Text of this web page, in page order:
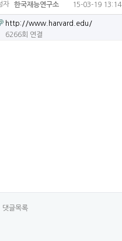
자 한국재능연구소 15-03-19 13:14
http://www.harvard.edu/
6266회 연결
댓글목록